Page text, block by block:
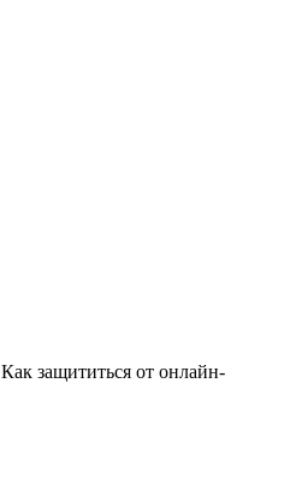
Как защититься от онлайн-